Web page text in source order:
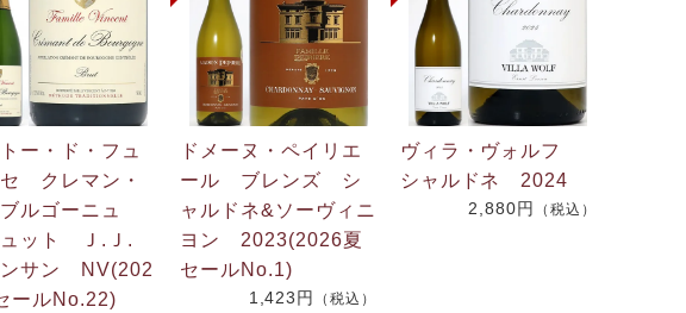
ー・ド・フュ
クレマン・
ブルゴーニュ
ュット Ｊ.Ｊ.
ンサン NV(202
ールNo.22)
ドメーヌ・ペイリエ
ール ブレンズ シ
ャルドネ&ソーヴィニ
ヨン 2023(2026夏
セールNo.1)
1,423円 （税込）
ヴィラ・ヴォルフ
シャルドネ 2024
2,880円 （税込）